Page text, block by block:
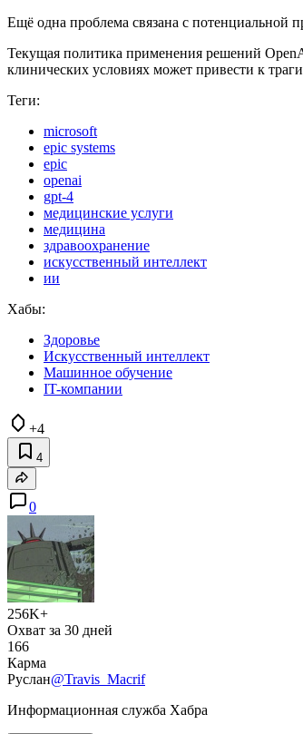
Ещё одна проблема связана с потенциальной
Текущая политика применения решений
клинических условиях может привести к
Теги:
microsoft
epic systems
epic
openai
gpt-4
медицинские услуги
медицина
здравоохранение
искусственный интеллект
ии
Хабы:
Здоровье
Искусственный интеллект
Машинное обучение
IT-компании
+4
4
0
256K+
Охват за 30 дней
166
Карма
Руслан@Travis_Macrif
Информационная служба Хабра